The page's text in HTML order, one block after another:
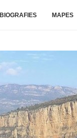
BIOGRAFIES MAPES